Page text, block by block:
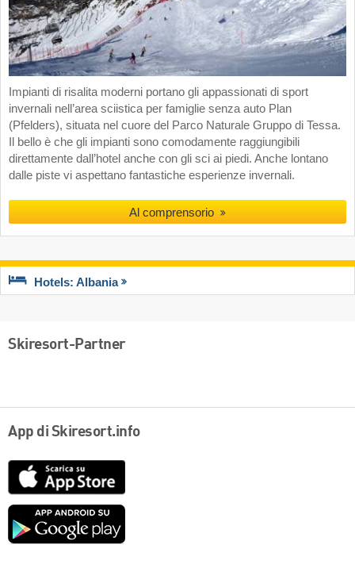
Impianti di risalita moderni portano gli appassionati di sport
invernali nell’area sciistica per famiglie senza auto Plan
(Pfelders), situata nel cuore del Parco Naturale Gruppo di Tessa.
Il bello è che gli impianti sono comodamente raggiungibili
direttamente dall’hotel anche con gli sci ai piedi. Anche lontano
dalle piste vi aspettano fantastiche esperienze invernali.
Al comprensorio
Hotels: Albania
Skiresort-Partner
App di Skiresort.info
Google